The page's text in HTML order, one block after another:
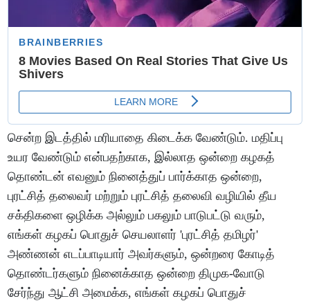
சென்ற இடத்தில் மரியாதை கிடைக்க வேண்டும். மதிப்பு
உயர வேண்டும் என்பதற்காக, இல்லாத ஒன்றை கழகத்
தொண்டன் எவனும் நினைத்துப் பார்க்காத ஒன்றை,
புரட்சித் தலைவர் மற்றும் புரட்சித் தலைவி வழியில் தீய
சக்திகளை ஒழிக்க அல்லும் பகலும் பாடுபட்டு வரும்,
எங்கள் கழகப் பொதுச் செயலாளர் 'புரட்சித் தமிழர்'
அண்ணன் எடப்பாடியார் அவர்களும், ஒன்றரை கோடித்
தொண்டர்களும் நினைக்காத ஒன்றை திமுக-வோடு
சேர்ந்து ஆட்சி அமைக்க, எங்கள் கழகப் பொதுச்